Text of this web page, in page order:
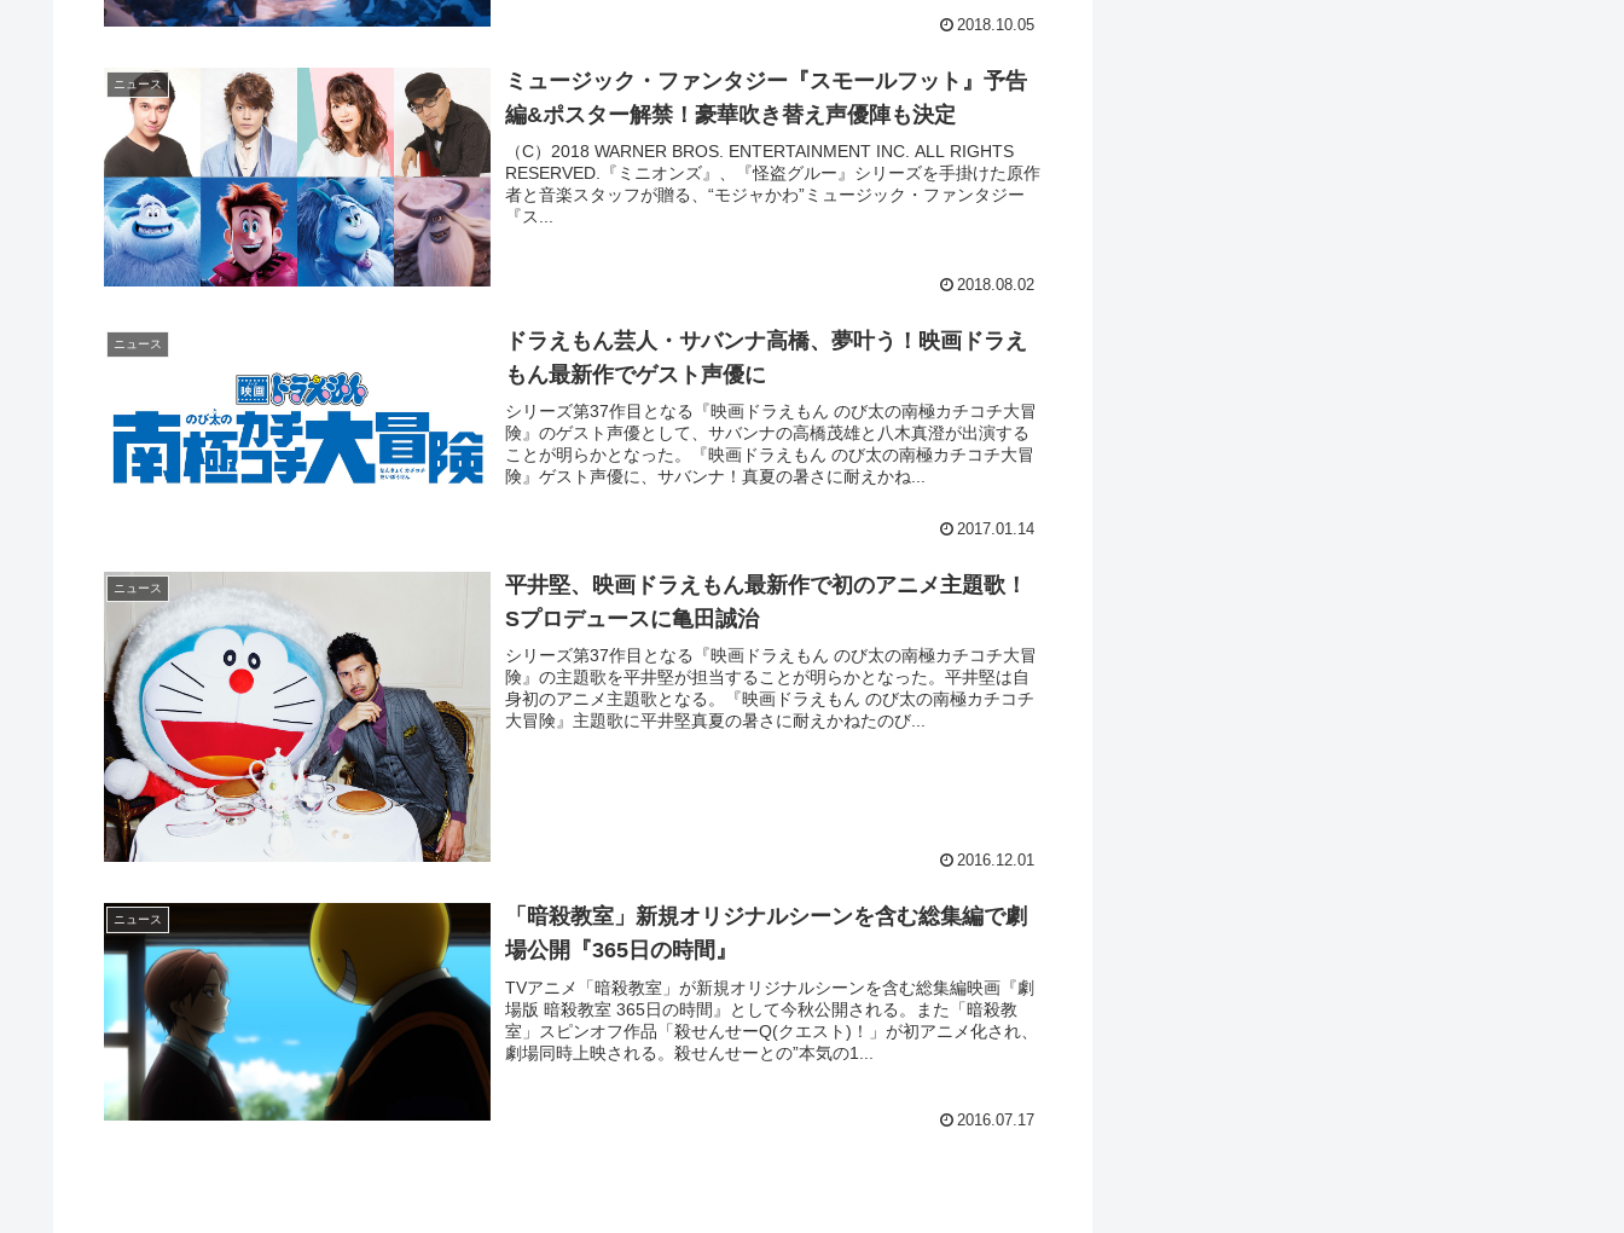
2018.10.05
ニュース
ミュージック・ファンタジー『スモールフット』予告
編&ポスター解禁！豪華吹き替え声優陣も決定
（C）2018 WARNER BROS. ENTERTAINMENT INC. ALL RIGHTS
RESERVED.『ミニオンズ』、『怪盗グルー』シリーズを手掛けた原作
者と音楽スタッフが贈る、“モジャかわ”ミュージック・ファンタジー
『ス...
2018.08.02
ニュース
ドラえもん芸人・サバンナ高橋、夢叶う！映画ドラえ
もん最新作でゲスト声優に
シリーズ第37作目となる『映画ドラえもん のび太の南極カチコチ大冒
険』のゲスト声優として、サバンナの高橋茂雄と八木真澄が出演する
ことが明らかとなった。『映画ドラえもん のび太の南極カチコチ大冒
険』ゲスト声優に、サバンナ！真夏の暑さに耐えかね...
2017.01.14
ニュース
平井堅、映画ドラえもん最新作で初のアニメ主題歌！
Sプロデュースに亀田誠治
シリーズ第37作目となる『映画ドラえもん のび太の南極カチコチ大冒
険』の主題歌を平井堅が担当することが明らかとなった。平井堅は自
身初のアニメ主題歌となる。『映画ドラえもん のび太の南極カチコチ
大冒険』主題歌に平井堅真夏の暑さに耐えかねたのび...
2016.12.01
ニュース
「暗殺教室」新規オリジナルシーンを含む総集編で劇
場公開『365日の時間』
TVアニメ「暗殺教室」が新規オリジナルシーンを含む総集編映画『劇
場版 暗殺教室 365日の時間』として今秋公開される。また「暗殺教
室」スピンオフ作品「殺せんせーQ(クエスト)！」が初アニメ化され、
劇場同時上映される。殺せんせーとの”本気の1...
2016.07.17